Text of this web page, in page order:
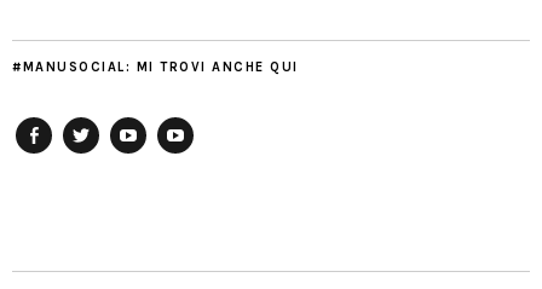
#MANUSOCIAL: MI TROVI ANCHE QUI